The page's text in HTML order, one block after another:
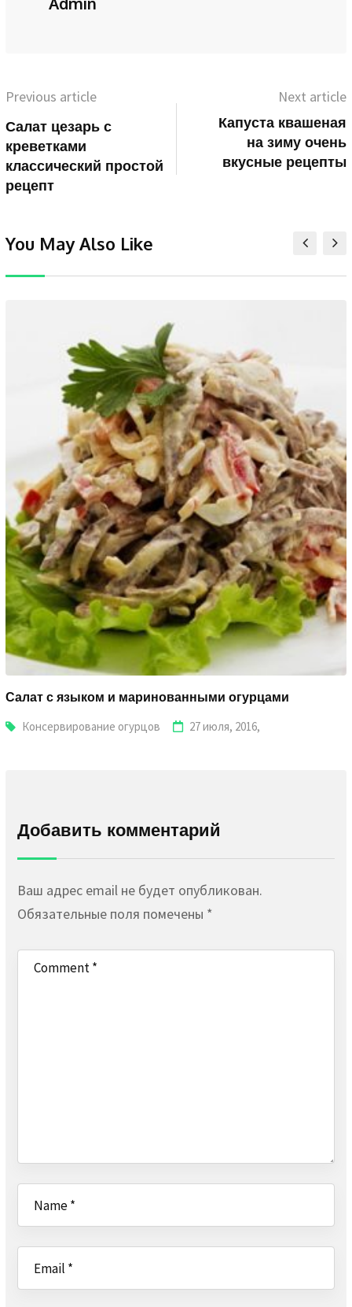
Previous article
Салат цезарь с
креветками
классический простой
рецепт
Next article
Капуста квашеная
на зиму очень
вкусные рецепты
You May Also Like
Салат с языком и маринованными огурцами
Консервирование огурцов 27 июля, 2016,
Добавить комментарий
Ваш адрес email не будет опубликован.
Обязательные поля помечены *